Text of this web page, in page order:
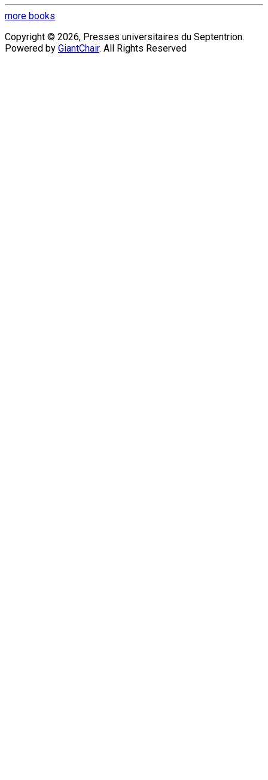
more books
Copyright © 2026, Presses universitaires du Septentrion.
Powered by GiantChair. All Rights Reserved